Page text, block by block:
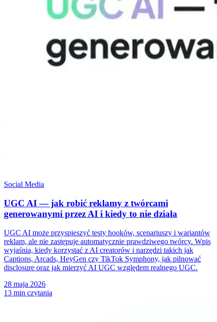
Social Media
UGC AI — jak robić reklamy z twórcami
generowanymi przez AI i kiedy to nie działa
UGC AI może przyspieszyć testy hooków, scenariuszy i wariantów
reklam, ale nie zastępuje automatycznie prawdziwego twórcy. Wpis
wyjaśnia, kiedy korzystać z AI creatorów i narzędzi takich jak
Captions, Arcads, HeyGen czy TikTok Symphony, jak pilnować
disclosure oraz jak mierzyć AI UGC względem realnego UGC.
28 maja 2026
13 min czytania